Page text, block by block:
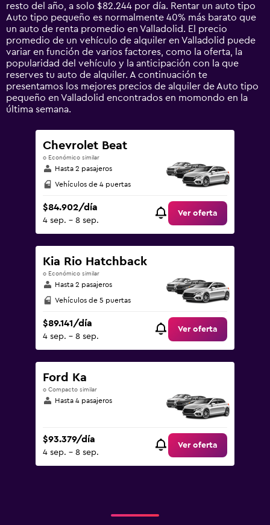
1
Y
axis
displaying
values.
Range:
0
to
360000.
resto del año, a solo $82.244 por día. Rentar un auto tipo
Auto tipo pequeño es normalmente 40% más barato que
un auto de renta promedio en Valladolid. El precio
promedio de un vehículo de alquiler en Valladolid puede
variar en función de varios factores, como la oferta, la
popularidad del vehículo y la anticipación con la que
reserves tu auto de alquiler. A continuación te
presentamos los mejores precios de alquiler de Auto tipo
pequeño en Valladolid encontrados en momondo en la
última semana.
Chevrolet Beat
o Económico similar
Hasta 2 pasajeros
Vehículos de 4 puertas
$84.902/día
4 sep. - 8 sep.
Ver oferta
Kia Rio Hatchback
o Económico similar
Hasta 2 pasajeros
Vehículos de 5 puertas
$89.141/día
4 sep. - 8 sep.
Ver oferta
Ford Ka
o Compacto similar
Hasta 4 pasajeros
$93.379/día
4 sep. - 8 sep.
Ver oferta